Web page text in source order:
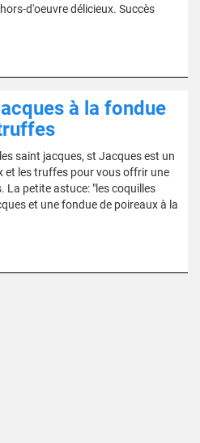
d'oeuvre délicieux. Succès
à la fondue
saint jacques, st Jacques est un
et les truffes pour vous offrir une
La petite astuce: "les coquilles
et une fondue de poireaux à la